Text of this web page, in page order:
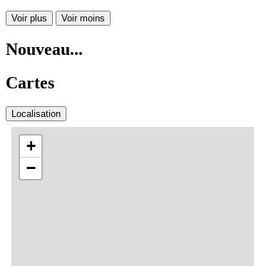
Voir plus Voir moins
Nouveau...
Cartes
Localisation